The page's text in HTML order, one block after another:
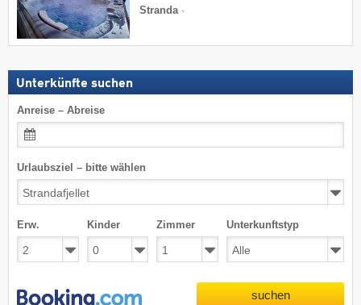
Stranda·
Unterkünfte suchen
Anreise – Abreise
Urlaubsziel – bitte wählen
Erw. Kinder Zimmer Unterkunftstyp
suchen